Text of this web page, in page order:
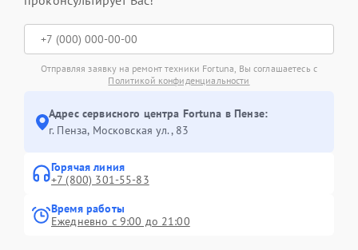
Отправляя заявку на ремонт техники Fortuna, Вы соглашаетесь с
Политикой конфиденциальности
Адрес сервисного центра Fortuna в Пензе:
г. Пенза, Московская ул., 83
Горячая линия
+7 (800) 301-55-83
Время работы
Ежедневно с 9:00 до 21:00